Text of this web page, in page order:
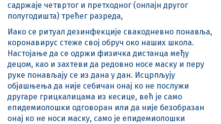
садржаје четвртог и претходног (онлајн другог
полугодишта) трећег разреда,
Иако се ритуал дезинфекције свакодневно понавља,
коронавирус стеже свој обруч око наших школа.
Настојање да се одржи физичка дистанца међу
децом, као и захтеви да редовно носе маску и перу
руке понављају се из дана у дан. Исцрпљују
објашњења да није себичан онај ко не послужи
другаре грицкалицама из кесице, већ је само
епидемиолошки одговоран или да није безобразан
онај ко не носи маску, само је епидемиолошки